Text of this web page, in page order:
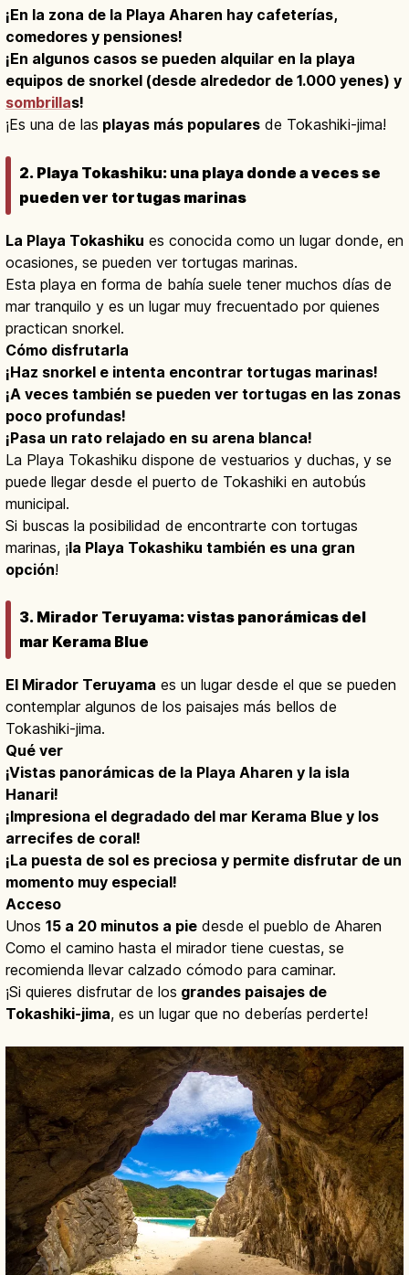
¡En la zona de la Playa Aharen hay cafeterías,
comedores y pensiones!
¡En algunos casos se pueden alquilar en la playa
equipos de snorkel (desde alrededor de 1.000 yenes) y
sombrillas!
¡Es una de las playas más populares de Tokashiki-jima!
2. Playa Tokashiku: una playa donde a veces se
pueden ver tortugas marinas
La Playa Tokashiku es conocida como un lugar donde, en
ocasiones, se pueden ver tortugas marinas.
Esta playa en forma de bahía suele tener muchos días de
mar tranquilo y es un lugar muy frecuentado por quienes
practican snorkel.
Cómo disfrutarla
¡Haz snorkel e intenta encontrar tortugas marinas!
¡A veces también se pueden ver tortugas en las zonas
poco profundas!
¡Pasa un rato relajado en su arena blanca!
La Playa Tokashiku dispone de vestuarios y duchas, y se
puede llegar desde el puerto de Tokashiki en autobús
municipal.
Si buscas la posibilidad de encontrarte con tortugas
marinas, ¡la Playa Tokashiku también es una gran
opción!
3. Mirador Teruyama: vistas panorámicas del
mar Kerama Blue
El Mirador Teruyama es un lugar desde el que se pueden
contemplar algunos de los paisajes más bellos de
Tokashiki-jima.
Qué ver
¡Vistas panorámicas de la Playa Aharen y la isla
Hanari!
¡Impresiona el degradado del mar Kerama Blue y los
arrecifes de coral!
¡La puesta de sol es preciosa y permite disfrutar de un
momento muy especial!
Acceso
Unos 15 a 20 minutos a pie desde el pueblo de Aharen
Como el camino hasta el mirador tiene cuestas, se
recomienda llevar calzado cómodo para caminar.
¡Si quieres disfrutar de los grandes paisajes de
Tokashiki-jima, es un lugar que no deberías perderte!